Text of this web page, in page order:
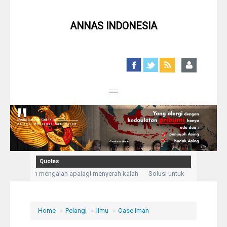
ANNAS INDONESIA
Close
Home
Profil
Berita
Quotes
bukan mengalah apalagi menyerah kalah
Solusi untuk setiap masalah
Home » Pelangi » Ilmu » Oase Iman